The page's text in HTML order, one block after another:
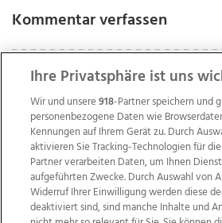
Kommentar verfassen
Ihre Privatsphäre ist uns
Wir und unsere918-Partner speichern und
personenbezogene Daten wie
Kennungen auf Ihrem Gerät zu. Durch
aktivieren Sie Tracking-Technologien für
Partner verarbeiten Daten, um Ihnen
aufgeführten Zwecke. Durch Auswahl von
Widerruf Ihrer Einwilligung werden diese
deaktiviert sind, sind manche Inhalte und